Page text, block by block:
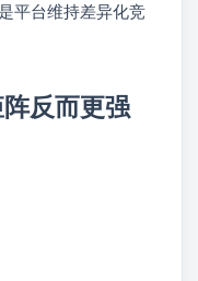
平台维持差异化竞
阵反而更强